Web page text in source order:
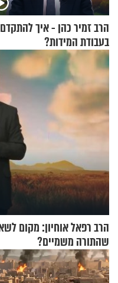
הרב זמיר כהן - איך להתקדם
בעבודת המידות?
שהתורה משמיים?